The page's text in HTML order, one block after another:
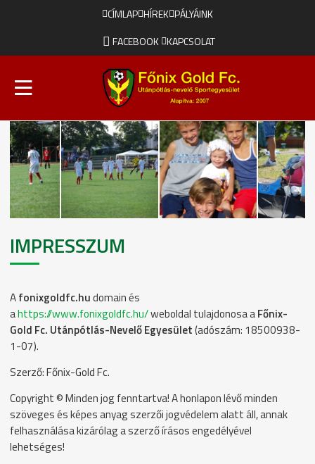
CÍMLAP HÍREK PÁLYÁINK
FACEBOOK KAPCSOLAT
IMPRESSZUM
Afonixgoldfc.hudomain és
ahttps://www.fonixgoldfc.hu/weboldal tulajdonosa aFőnix-
Gold Fc. Utánpótlás-Nevelő Egyesület(adószám: 18500938-
1-07).
Szerző: Főnix-Gold Fc.
Copyright © Minden jog fenntartva! A honlapon lévő minden
szöveges és képes anyag szerzői jogvédelem alatt áll, annak
felhasználása kizárólag a szerző írásos engedélyével
lehetséges!